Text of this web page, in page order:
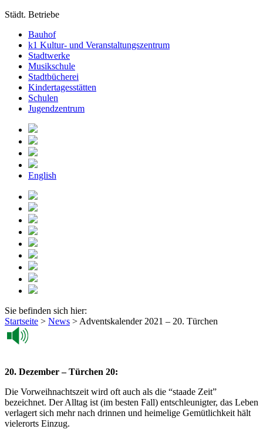
Städt. Betriebe
Bauhof
k1 Kultur- und Veranstaltungszentrum
Stadtwerke
Musikschule
Stadtbücherei
Kindertagesstätten
Schulen
Jugendzentrum
English
Sie befinden sich hier:
Startseite > News > Adventskalender 2021 – 20. Türchen
20. Dezember – Türchen 20:
Die Vorweihnachtszeit wird oft auch als die “staade Zeit”
bezeichnet. Der Alltag ist (im besten Fall) entschleunigter, das Leben
verlagert sich mehr nach drinnen und heimelige Gemütlichkeit hält
vielerorts Einzug.